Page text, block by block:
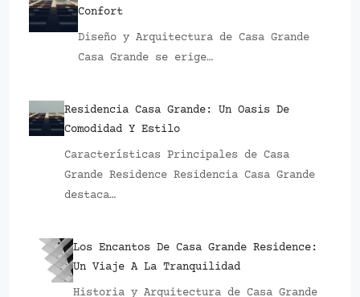
Confort
Diseño y Arquitectura de Casa Grande
Casa Grande se erige…
Residencia Casa Grande: Un Oasis De
Comodidad Y Estilo
Características Principales de Casa
Grande Residence Residencia Casa Grande
destaca…
Los Encantos De Casa Grande Residence:
Un Viaje A La Tranquilidad
Historia y Arquitectura de Casa Grande